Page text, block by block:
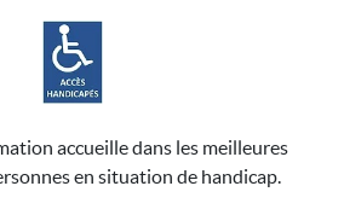
accueille dans les meilleures
en situation de handicap.